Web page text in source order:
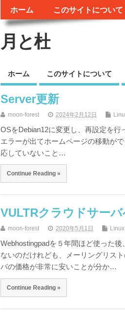
ホーム このサイトについて
月と杜
ホーム このサイトについて
Server更新
moon-forest 2024年2月12日
OSをDebian12に変更し、再設定を
エラーが出てホームページの移動が
応していないこと…
Continue Reading »
VULTRクラウドサー
moon-forest 2020年5月1日 Linux
Webhostingpadを５年間ほど使った
ないのだけれども、メーリングリス
バの価格が非常に安いことが分か…
Continue Reading »